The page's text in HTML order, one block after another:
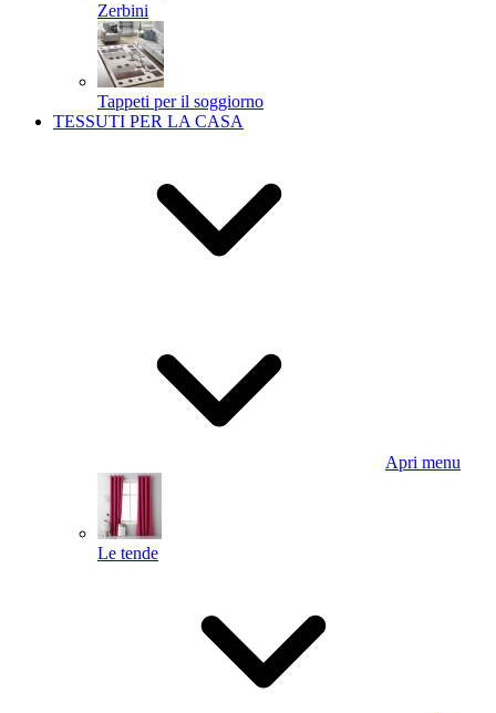
Zerbini
Tappeti per il soggiorno
TESSUTI PER LA CASA
Apri menu
Le tende